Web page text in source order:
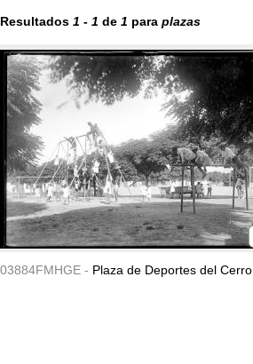
Resultados 1 - 1 de 1 para plazas
03884FMHGE - Plaza de Deportes del Cerro.